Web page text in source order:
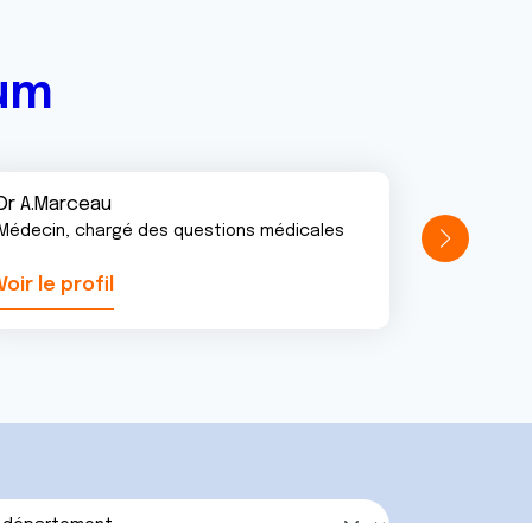
Dr A.Marceau
Médecin, chargé des questions médicales
le profil